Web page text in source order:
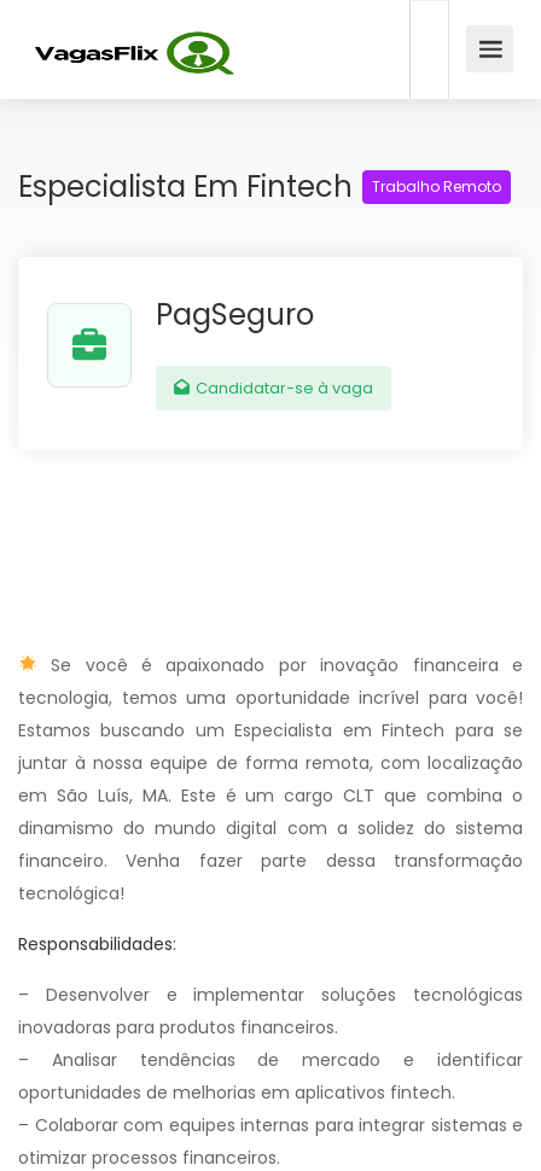
Especialista Em Fintech Trabalho Remoto
PagSeguro
Candidatar-se à vaga
Se você é apaixonado por inovação financeira e
tecnologia, temos uma oportunidade incrível para você!
Estamos buscando um Especialista em Fintech para se
juntar à nossa equipe de forma remota, com localização
em São Luís, MA. Este é um cargo CLT que combina o
dinamismo do mundo digital com a solidez do sistema
financeiro. Venha fazer parte dessa transformação
tecnológica!
Responsabilidades:
– Desenvolver e implementar soluções tecnológicas
inovadoras para produtos financeiros.
– Analisar tendências de mercado e identificar
oportunidades de melhorias em aplicativos fintech.
– Colaborar com equipes internas para integrar sistemas e
otimizar processos financeiros.